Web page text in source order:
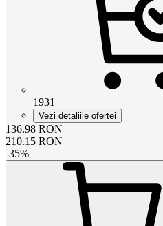
1931
Vezi detaliile ofertei
136.98 RON
210.15 RON
-35%